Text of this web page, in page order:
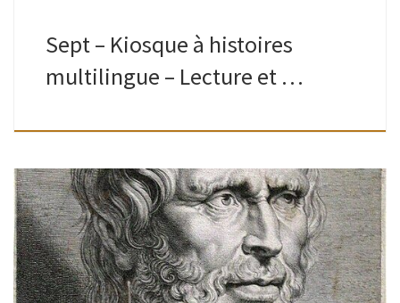
Sept – Kiosque à histoires
multilingue – Lecture et …
Ados-adultes | Bibliothèque de Watermael| 10H – 13H Un
arpentage, c’est quoi ?On découpe le livre, chacun en reçoit
une partie, la lit en silence et partage ensuite ses